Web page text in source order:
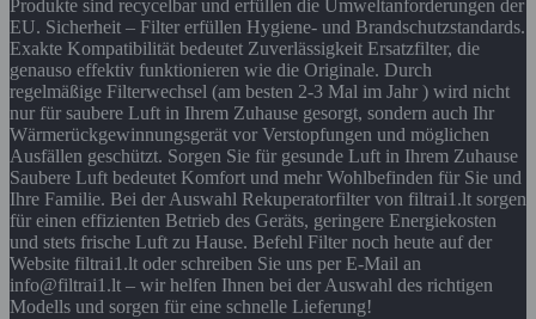
Produkte sind recycelbar und erfüllen die Umweltanforderungen der
EU. Sicherheit – Filter erfüllen Hygiene- und Brandschutzstandards.
Exakte Kompatibilität bedeutet Zuverlässigkeit Ersatzfilter, die
genauso effektiv funktionieren wie die Originale. Durch
regelmäßige Filterwechsel (am besten 2-3 Mal im Jahr ) wird nicht
nur für saubere Luft in Ihrem Zuhause gesorgt, sondern auch Ihr
Wärmerückgewinnungsgerät vor Verstopfungen und möglichen
Ausfällen geschützt. Sorgen Sie für gesunde Luft in Ihrem Zuhause
Saubere Luft bedeutet Komfort und mehr Wohlbefinden für Sie und
Ihre Familie. Bei der Auswahl Rekuperatorfilter von filtrai1.lt sorgen
für einen effizienten Betrieb des Geräts, geringere Energiekosten
und stets frische Luft zu Hause. Befehl Filter noch heute auf der
Website filtrai1.lt oder schreiben Sie uns per E-Mail an
info@filtrai1.lt – wir helfen Ihnen bei der Auswahl des richtigen
Modells und sorgen für eine schnelle Lieferung!